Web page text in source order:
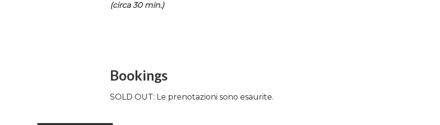
(circa 30 min.)
Bookings
SOLD OUT: Le prenotazioni sono esaurite.